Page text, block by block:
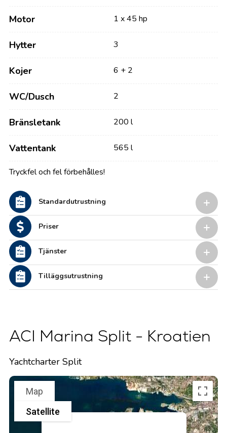
Motor 1 x 45 hp
Hytter 3
Kojer 6 + 2
WC/Dusch 2
Bränsletank 200 l
Vattentank 565 l
Tryckfel och fel förbehålles!
Standardutrustning
Priser
Tjänster
Tilläggsutrustning
ACI Marina Split - Kroatien
Yachtcharter Split
Map
Satellite